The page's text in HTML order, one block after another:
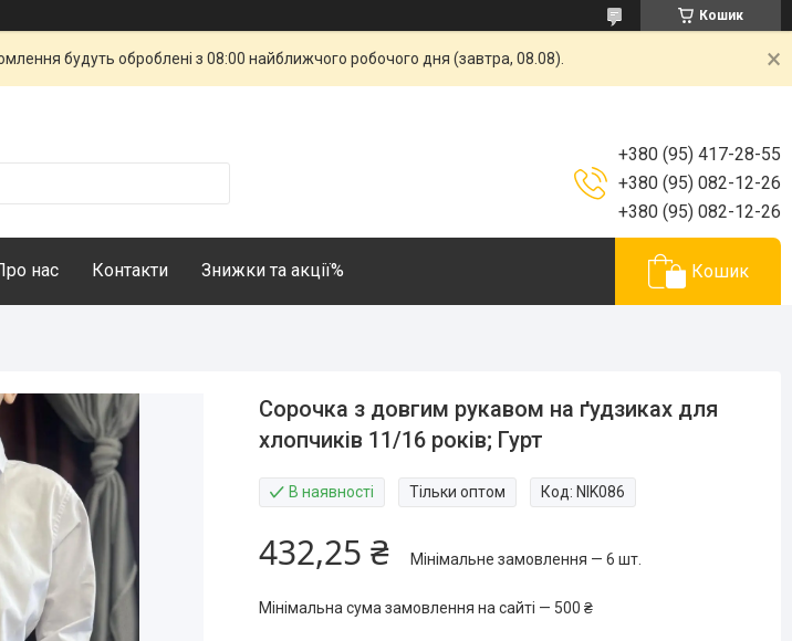
Кошик
будуть оброблені з 08:00 найближчого робочого дня (завтра, 08.08).
+380 (95) 417-28-55
+380 (95) 082-12-26
+380 (95) 082-12-26
нас Контакти Знижки та акції% Кошик
Сорочка з довгим рукавом на ґудзиках для
хлопчиків 11/16 років; Гурт
В наявності Тільки оптом Код: NIK086
432,25 ₴ Мінімальне замовлення — 6 шт.
Мінімальна сума замовлення на сайті — 500 ₴